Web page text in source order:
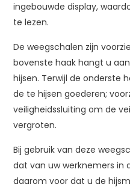
ingebouwde display,
te lezen.
De weegschalen zijn
bovenste haak hangt u
hijsen. Terwijl de onderste
de te hijsen goederen;
veiligheidssluiting om de
vergroten.
Bij gebruik van deze
dat van uw werknemers in
daarom voor dat u de